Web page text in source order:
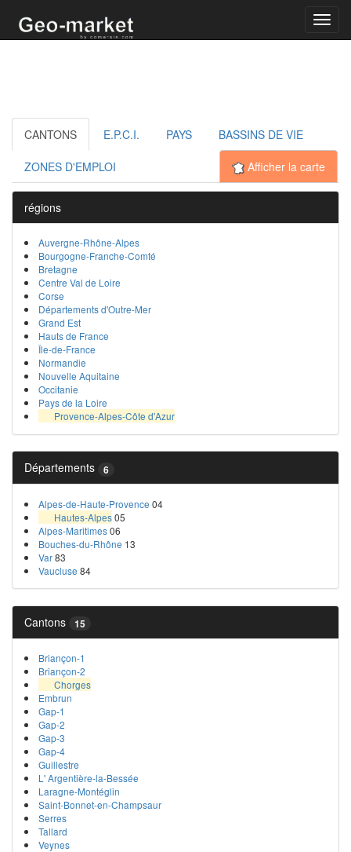
CANTONS E.P.C.I. PAYS BASSINS DE VIE
ZONES D'EMPLOI Afficher la carte
régions
Auvergne-Rhône-Alpes
Bourgogne-Franche-Comté
Bretagne
Centre Val de Loire
Corse
Départements d'Outre-Mer
Grand Est
Hauts de France
Île-de-France
Normandie
Nouvelle Aquitaine
Occitanie
Pays de la Loire
Provence-Alpes-Côte d'Azur
Départements 6
Alpes-de-Haute-Provence 04
Hautes-Alpes05
Alpes-Maritimes06
Bouches-du-Rhône 13
Var83
Vaucluse 84
Cantons 15
Briançon-1
Briançon-2
Chorges
Embrun
Gap-1
Gap-2
Gap-3
Gap-4
Guillestre
L' Argentière-la-Bessée
Laragne-Montéglin
Saint-Bonnet-en-Champsaur
Serres
Tallard
Veynes